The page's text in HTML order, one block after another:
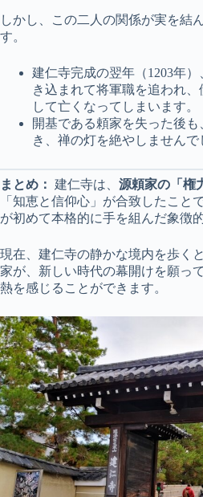
しかし、この二人の関係が実を結
す。
建仁寺完成の翌年（1203年
き込まれて将軍職を追われ、
して亡くなってしまいます。
開基である頼家を失った後
き、禅の灯を絶やしませんで
まとめ： 建仁寺は、 源頼家の「権
「知恵と信仰心」が合致したこと
が初めて本格的に手を組んだ象徴
現在、建仁寺の静かな境内を歩く
家が、新しい時代の幕開けを願っ
熱を感じることができます。